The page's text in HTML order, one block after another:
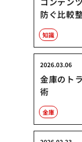
防ぐ比較
知識
金庫のト
術
2026.03.06
金庫